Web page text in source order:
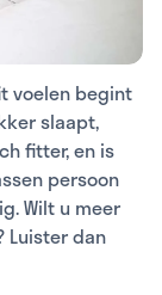
voelen begint
slaapt,
fitter, en is
persoon
Wilt u meer
Luister dan